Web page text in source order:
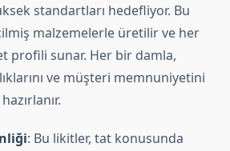
standartları hedefliyor. Bu
malzemelerle üretilir ve her
profili sunar. Her bir damla,
ve müşteri memnuniyetini
: Bu likitler, tat konusunda